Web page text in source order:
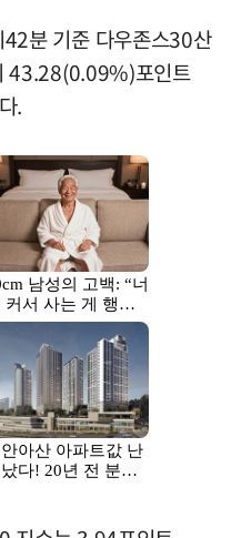
분 기준 다우존스30산
43.28(0.09%)포인트
.